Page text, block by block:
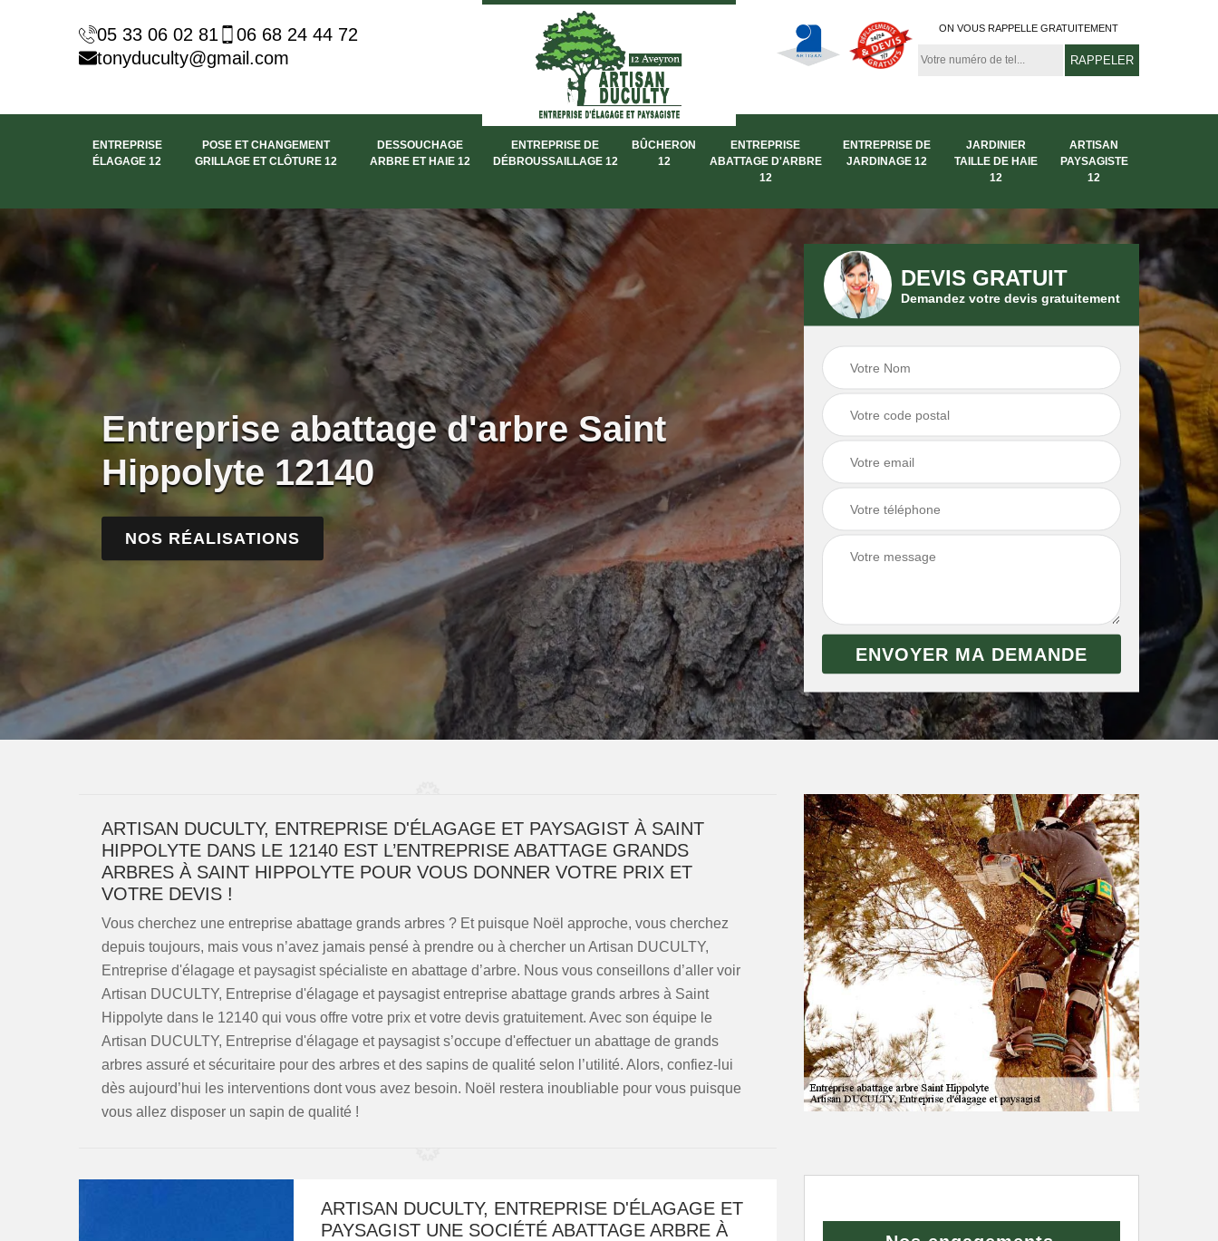
05 33 06 02 81
06 68 24 44 72
tonyduculty@gmail.com
ON VOUS RAPPELLE GRATUITEMENT
ENTREPRISE
ÉLAGAGE 12
POSE ET CHANGEMENT
GRILLAGE ET CLÔTURE 12
DESSOUCHAGE
ARBRE ET HAIE 12
ENTREPRISE DE
DÉBROUSSAILLAGE 12
BÛCHERON
12
ENTREPRISE
ABATTAGE D'ARBRE
12
ENTREPRISE DE
JARDINAGE 12
JARDINIER
TAILLE DE HAIE
12
ARTISAN
PAYSAGISTE
12
Entreprise abattage d'arbre Saint
Hippolyte 12140
NOS RÉALISATIONS
DEVIS GRATUIT
Demandez votre devis gratuitement
ARTISAN DUCULTY, ENTREPRISE D'ÉLAGAGE ET PAYSAGIST À SAINT
HIPPOLYTE DANS LE 12140 EST L’ENTREPRISE ABATTAGE GRANDS
ARBRES À SAINT HIPPOLYTE POUR VOUS DONNER VOTRE PRIX ET
VOTRE DEVIS !
Vous cherchez une entreprise abattage grands arbres ? Et puisque Noël approche, vous cherchez
depuis toujours, mais vous n’avez jamais pensé à prendre ou à chercher un Artisan DUCULTY,
Entreprise d'élagage et paysagist spécialiste en abattage d’arbre. Nous vous conseillons d’aller voir
Artisan DUCULTY, Entreprise d'élagage et paysagist entreprise abattage grands arbres à Saint
Hippolyte dans le 12140 qui vous offre votre prix et votre devis gratuitement. Avec son équipe le
Artisan DUCULTY, Entreprise d'élagage et paysagist s’occupe d'effectuer un abattage de grands
arbres assuré et sécuritaire pour des arbres et des sapins de qualité selon l’utilité. Alors, confiez-lui
dès aujourd’hui les interventions dont vous avez besoin. Noël restera inoubliable pour vous puisque
vous allez disposer un sapin de qualité !
ARTISAN DUCULTY, ENTREPRISE D'ÉLAGAGE ET
PAYSAGIST UNE SOCIÉTÉ ABATTAGE ARBRE À